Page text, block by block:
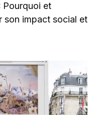
Pourquoi et
son impact social et